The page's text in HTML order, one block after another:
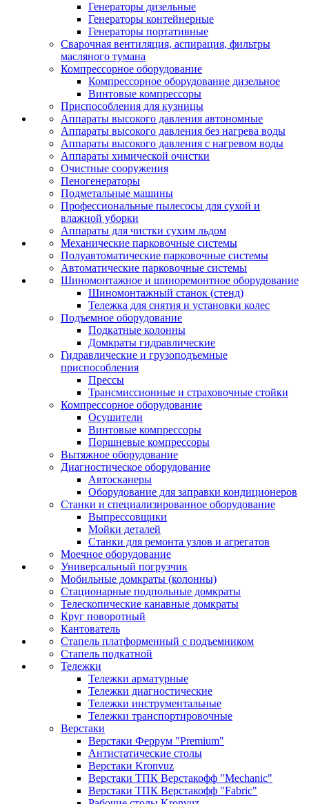
Генераторы дизельные
Генераторы контейнерные
Генераторы портативные
Сварочная вентиляция, аспирация, фильтры
масляного тумана
Компрессорное оборудование
Компрессорное оборудование дизельное
Винтовые компрессоры
Приспособления для кузницы
Аппараты высокого давления автономные
Аппараты высокого давления без нагрева воды
Аппараты высокого давления с нагревом воды
Аппараты химической очистки
Очистные сооружения
Пеногенераторы
Подметальные машины
Профессиональные пылесосы для сухой и
влажной уборки
Аппараты для чистки сухим льдом
Механические парковочные системы
Полуавтоматические парковочные системы
Автоматические парковочные системы
Шиномонтажное и шиноремонтное оборудование
Шиномонтажный станок (стенд)
Тележка для снятия и установки колес
Подъемное оборудование
Подкатные колонны
Домкраты гидравлические
Гидравлические и грузоподъемные
приспособления
Прессы
Трансмиссионные и страховочные стойки
Компрессорное оборудование
Осушители
Винтовые компрессоры
Поршневые компрессоры
Вытяжное оборудование
Диагностическое оборудование
Автосканеры
Оборудование для заправки кондиционеров
Станки и специализированное оборудование
Выпрессовщики
Мойки деталей
Станки для ремонта узлов и агрегатов
Моечное оборудование
Универсальный погрузчик
Мобильные домкраты (колонны)
Стационарные подпольные домкраты
Телескопические канавные домкраты
Круг поворотный
Кантователь
Стапель платформенный с подъемником
Стапель подкатной
Тележки
Тележки арматурные
Тележки диагностические
Тележки инструментальные
Тележки транспортировочные
Верстаки
Верстаки Феррум "Premium"
Антистатические столы
Верстаки Kronvuz
Верстаки ТПК Верстакофф "Mechanic"
Верстаки ТПК Верстакофф "Fabric"